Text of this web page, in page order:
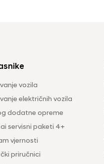
vozila
električnih vozila
dodatne opreme
servisni paketi 4+
vjernosti
priručnici